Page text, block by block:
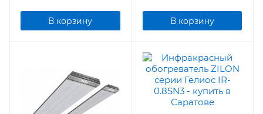
В корзину В корзину